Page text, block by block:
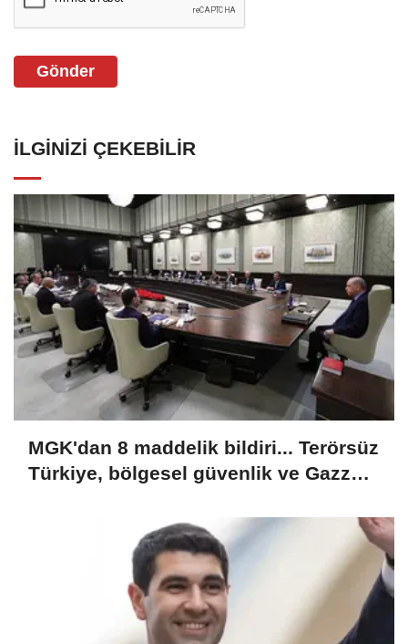
Gönder
İLGINIZI ÇEKEBILIR
MGK'dan 8 maddelik bildiri... Terörsüz
Türkiye, bölgesel güvenlik ve Gazze